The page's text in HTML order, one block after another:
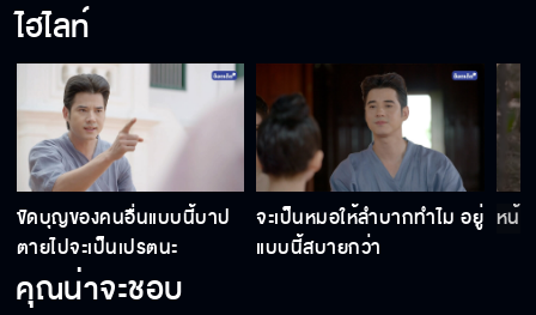
ไฮไลท์
ขัดบุญของคนอื่นแบบนี้บาป
ตายไปจะเป็นเปรตนะ
จะเป็นหมอให้ลำบากทำไม อยู่
แบบนี้สบายกว่า
หน้า
คุณน่าจะชอบ